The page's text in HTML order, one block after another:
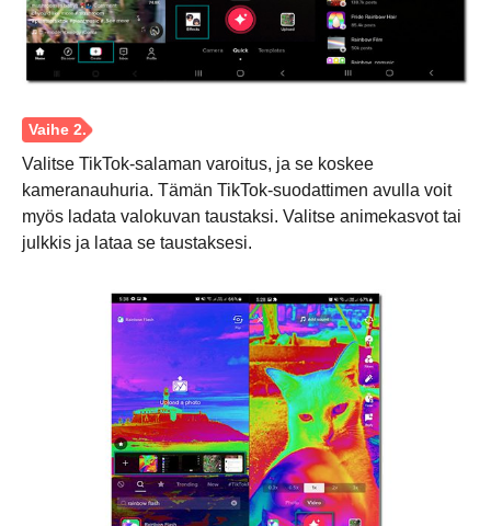
Valitse TikTok-salaman varoitus, ja se koskee
kameranauhuria. Tämän TikTok-suodattimen avulla voit
myös ladata valokuvan taustaksi. Valitse animekasvot tai
julkkis ja lataa se taustaksesi.